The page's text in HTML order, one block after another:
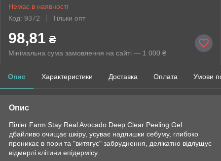
Немає в наявності
Код: 9372
Тільки опт
98,81 ₴
Мінімальна сума замовлення на сайті — 1 000 ₴
Опис Характеристики Доставка Оплата Умови
Опис
Пілінг Farm Stay Real Avocado Deep Clear Peeling Gel
дбайливо очищає шкіру, усуває надлишки себуму, глибоко
проникає в пори та "витягує" забруднення, делікатно відлущує
відмерлі клітини епідермісу.